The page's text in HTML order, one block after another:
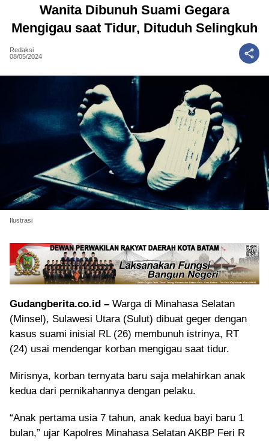
Wanita Dibunuh Suami Gegara
Mengigau saat Tidur, Dituduh Selingkuh
Redaksi
08/05/2024
Ilustrasi
Gudangberita.co.id – Warga di Minahasa Selatan
(Minsel), Sulawesi Utara (Sulut) dibuat geger dengan
kasus suami inisial RL (26) membunuh istrinya, RT
(24) usai mendengar korban mengigau saat tidur.
Mirisnya, korban ternyata baru saja melahirkan anak
kedua dari pernikahannya dengan pelaku.
“Anak pertama usia 7 tahun, anak kedua bayi baru 1
bulan,” ujar Kapolres Minahasa Selatan AKBP Feri R